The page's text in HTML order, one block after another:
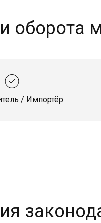
оборота
/ Импортёр